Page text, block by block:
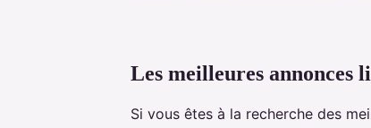
Les meilleures annonces
Si vous êtes à la recherche des